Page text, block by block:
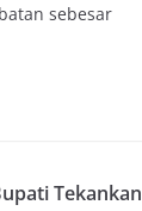
sebesar
Tekankan